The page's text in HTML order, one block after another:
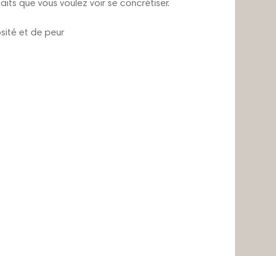
que vous voulez voir se concrétiser.
et de peur